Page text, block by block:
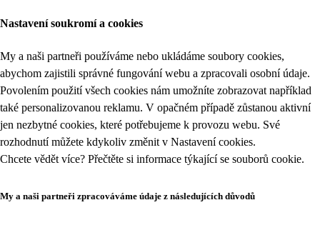
Nastavení soukromí a cookies
My a naši partneři používáme nebo ukládáme soubory cookies,
abychom zajistili správné fungování webu a zpracovali osobní údaje.
Povolením použití všech cookies nám umožníte zobrazovat například
také personalizovanou reklamu. V opačném případě zůstanou aktivní
jen nezbytné cookies, které potřebujeme k provozu webu. Své
rozhodnutí můžete kdykoliv změnit v Nastavení cookies.
Chcete vědět více? Přečtěte si informace týkající se souborů cookie.
My a naši partneři zpracováváme údaje z následujících důvodů